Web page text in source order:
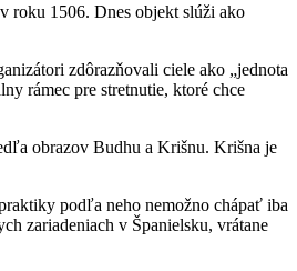
roku 1506. Dnes objekt slúži ako
zdôrazňovali ciele ako „jednota
rámec pre stretnutie, ktoré chce
obrazov Budhu a Krišnu. Krišna je
podľa neho nemožno chápať iba
zariadeniach v Španielsku, vrátane